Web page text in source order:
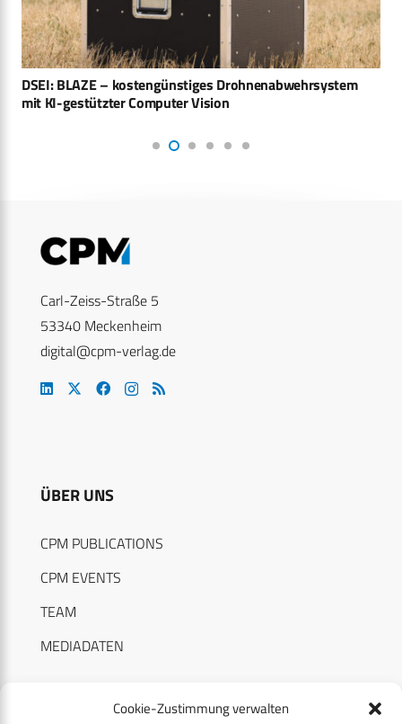
Cookie-Zustimmung verwalten
DSEI: BLAZE – kostengünstiges Drohnenabwehrsystem
mit KI-gestützter Computer Vision
Carl-Zeiss-Straße 5
53340 Meckenheim
digital@cpm-verlag.de
ÜBER UNS
CPM PUBLICATIONS
CPM EVENTS
TEAM
MEDIADATEN